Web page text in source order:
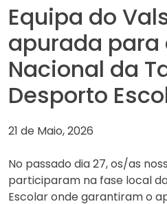
Equipa do
apurada para
Nacional da
Desporto
21 de Maio, 2026
No passado dia 27, os/as
participaram na fase local
Escolar onde garantiram o